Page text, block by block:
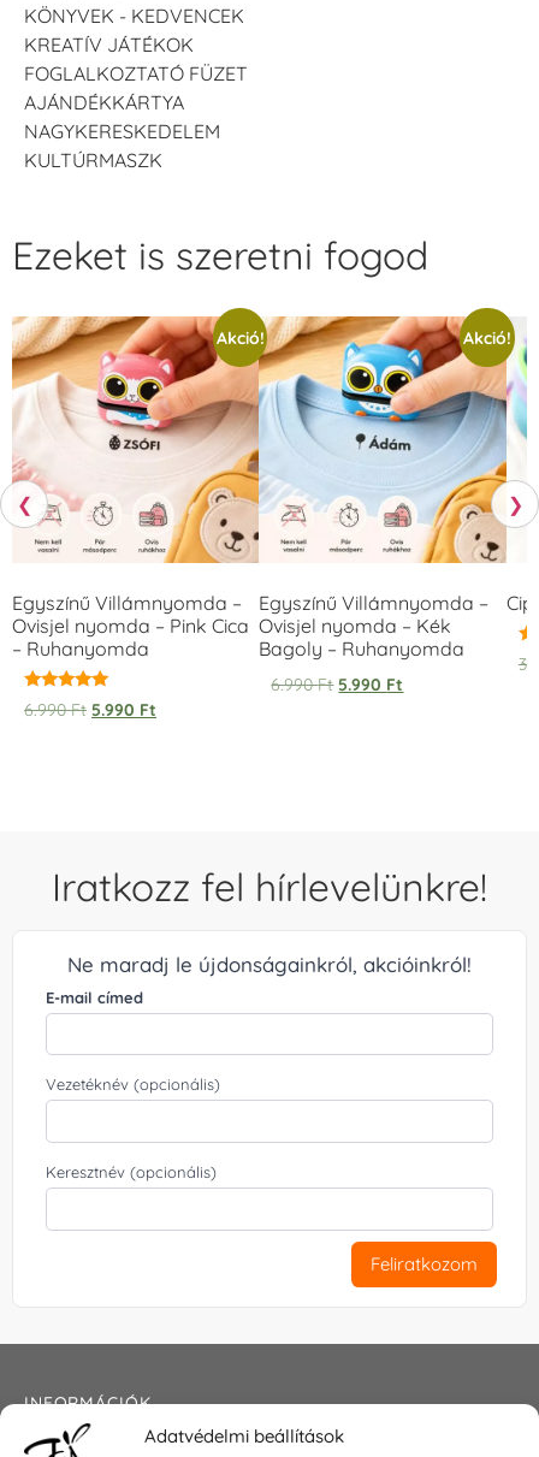
Adatvédelmi beállítások
KÖNYVEK - KEDVENCEK
KREATÍV JÁTÉKOK
FOGLALKOZTATÓ FÜZET
AJÁNDÉKKÁRTYA
NAGYKERESKEDELEM
KULTÚRMASZK
❮
Ezeket is szeretni fogod
Akció!
Egyszínű Villámnyomda –
Ovisjel nyomda – Pink Cica
– Ruhanyomda
Értékelés:
5.00
6.990Ft 5.990 Ft
Akció!
Egyszínű Villámnyomda –
Ovisjel nyomda – Kék
Bagoly – Ruhanyomda
6.990Ft 5.990 Ft
❯
Iratkozz fel hírlevelünkre!
Ne maradj le újdonságainkról, akcióinkról!
E-mail címed
Vezetéknév (opcionális)
Keresztnév (opcionális)
Feliratkozom
INFORMÁCIÓK